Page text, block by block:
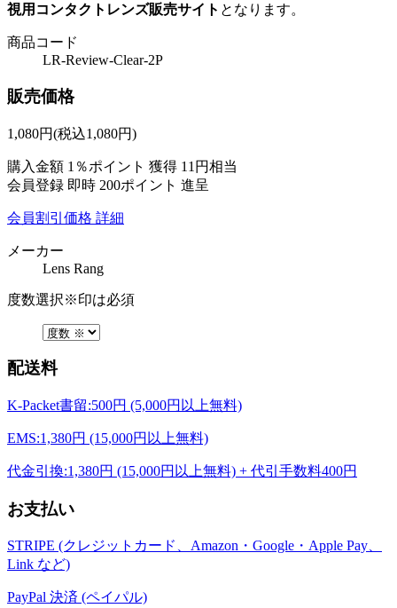
視用コンタクトレンズ販売サイト となります。
商品コード
LR-Review-Clear-2P
販売価格
1,080円(税込1,080円)
購入金額 1％ポイント 獲得 11円相当
会員登録 即時 200ポイント 進呈
会員割引価格 詳細
メーカー
Lens Rang
度数選択※印は必須
配送料
K-Packet書留:500円 (5,000円以上無料)
EMS:1,380円 (15,000円以上無料)
代金引換:1,380円 (15,000円以上無料) + 代引手数料400円
お支払い
STRIPE (クレジットカード、Amazon・Google・Apple Pay、
Link など)
PayPal 決済 (ペイパル)